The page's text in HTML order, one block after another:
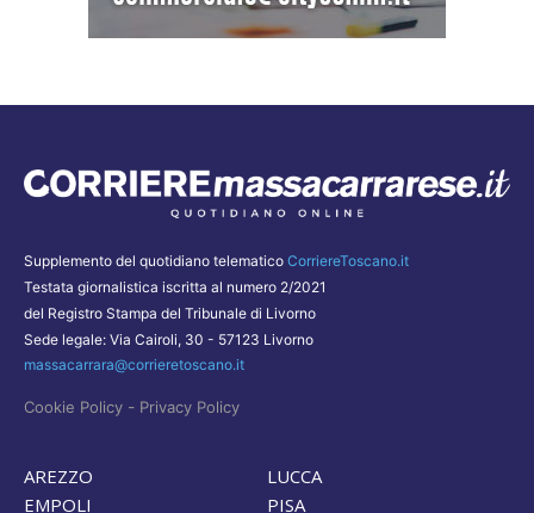
Supplemento del quotidiano telematico CorriereToscano.it
Testata giornalistica iscritta al numero 2/2021
del Registro Stampa del Tribunale di Livorno
Sede legale: Via Cairoli, 30 - 57123 Livorno
massacarrara@corrieretoscano.it
Cookie Policy - Privacy Policy
AREZZO
EMPOLI
LUCCA
PISA